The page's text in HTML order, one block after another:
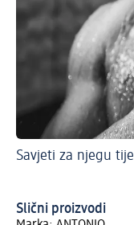
Savjeti za njegu
Slični proizvodi